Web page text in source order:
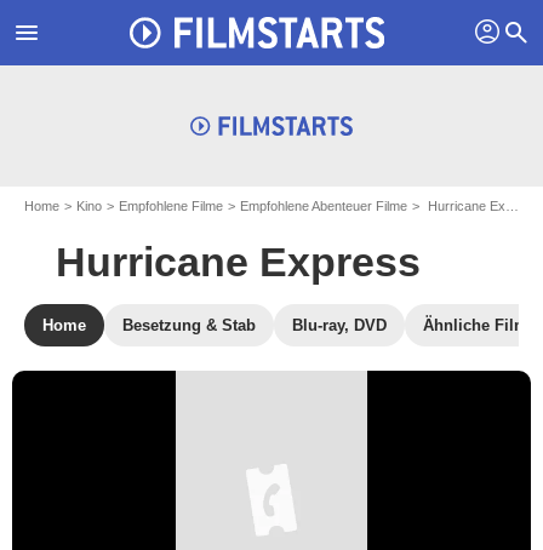
menu profil search
Home Kino Empfohlene Filme Empfohlene Abenteuer Filme Hurricane Express
Hurricane Express
Home Besetzung & Stab Blu-ray, DVD Ähnliche Filme